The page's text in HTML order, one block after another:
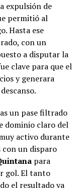
expulsión de
permitió al
Hasta ese
con un
a disputar la
clave para que el
y generara
un pase filtrado
dominio claro del
activo durante
un disparo
para
gol. El tanto
el resultado ya